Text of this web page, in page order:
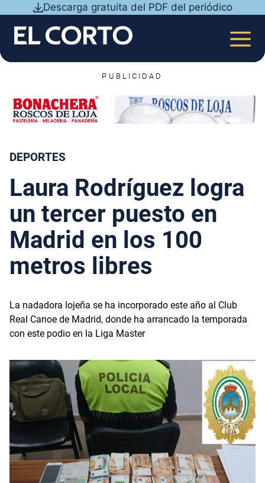
contenido
Descarga gratuita del PDF del periódico
PUBLICIDAD
DEPORTES
Laura Rodríguez logra
un tercer puesto en
Madrid en los 100
metros libres
La nadadora lojeña se ha incorporado este año al Club
Real Canoe de Madrid, donde ha arrancado la temporada
con este podio en la Liga Master